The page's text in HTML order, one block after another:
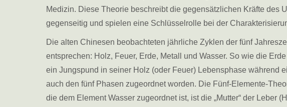
Medizin. Diese Theorie beschreibt die gegensätzlichen Kräfte des
gegenseitig und spielen eine Schlüsselrolle bei der
Die alten Chinesen beobachteten jährliche Zyklen der fünf
entsprechen: Holz, Feuer, Erde, Metall und Wasser. So wie die
ein Jungspund in seiner Holz (oder Feuer) Lebensphase während
auch den fünf Phasen zugeordnet worden. Die Fünf-Elemente-
die dem Element Wasser zugeordnet ist, ist die „Mutter“ der